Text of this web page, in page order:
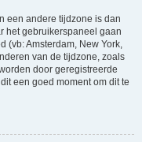
een andere tijdzone is dan
het gebruikerspaneel gaan
(vb: Amsterdam, New York,
van de tijdzone, zoals
door geregistreerde
een goed moment om dit te